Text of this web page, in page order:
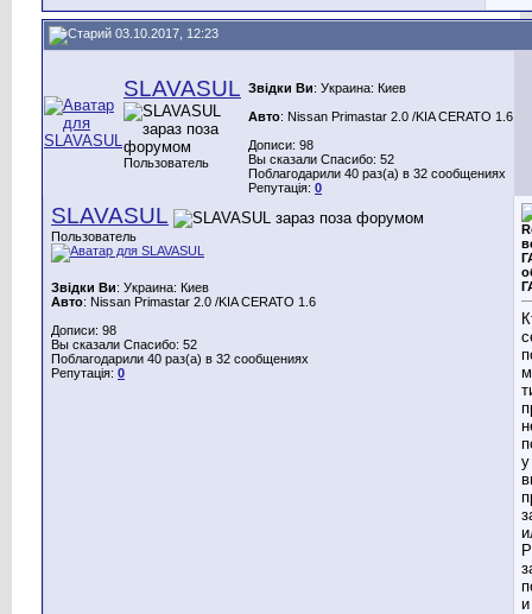
03.10.2017, 12:23
SLAVASUL
Пользователь
Звідки Ви: Украина: Киев
Авто: Nissan Primastar 2.0 /KIA CERATO 1.6
Дописи: 98
Вы сказали Спасибо: 52
Поблагодарили 40 раз(а) в 32 сообщениях
Репутація: 0
SLAVASUL
Пользователь
Звідки Ви: Украина: Киев
Авто: Nissan Primastar 2.0 /KIA CERATO 1.6
Дописи: 98
Вы сказали Спасибо: 52
Поблагодарили 40 раз(а) в 32 сообщениях
Репутація: 0
у